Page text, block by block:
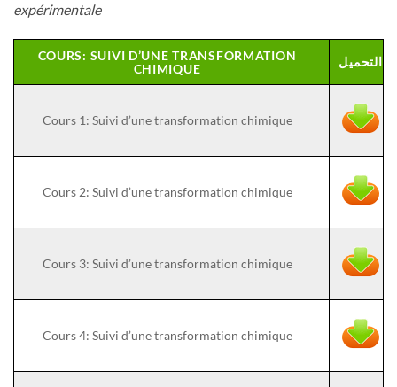
expérimentale
التحميل
COURS: SUIVI D’UNE TRANSFORMATION
CHIMIQUE
Cours 1: Suivi d’une transformation chimique
Cours 2: Suivi d’une transformation chimique
Cours 3: Suivi d’une transformation chimique
Cours 4: Suivi d’une transformation chimique